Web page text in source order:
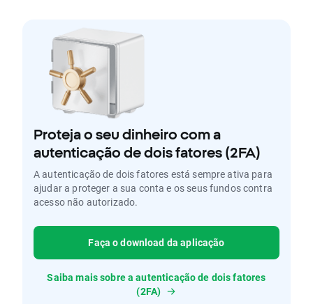
Proteja o seu dinheiro com a
autenticação de dois fatores (2FA)
A autenticação de dois fatores está sempre ativa para
ajudar a proteger a sua conta e os seus fundos contra
acesso não autorizado.
Faça o download da aplicação
Saiba mais sobre a autenticação de dois fatores
(2FA)